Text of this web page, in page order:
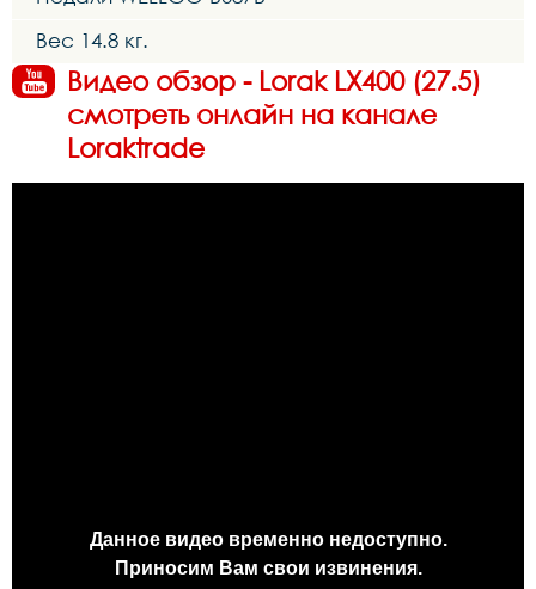
Вес 14.8 кг.
Видео обзор - Lorak LX400 (27.5)
смотреть онлайн на канале
Loraktrade